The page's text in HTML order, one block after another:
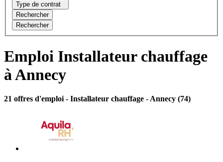
Type de contrat
Rechercher
Rechercher
Emploi Installateur chauffage
à Annecy
21 offres d'emploi - Installateur chauffage - Annecy (74)